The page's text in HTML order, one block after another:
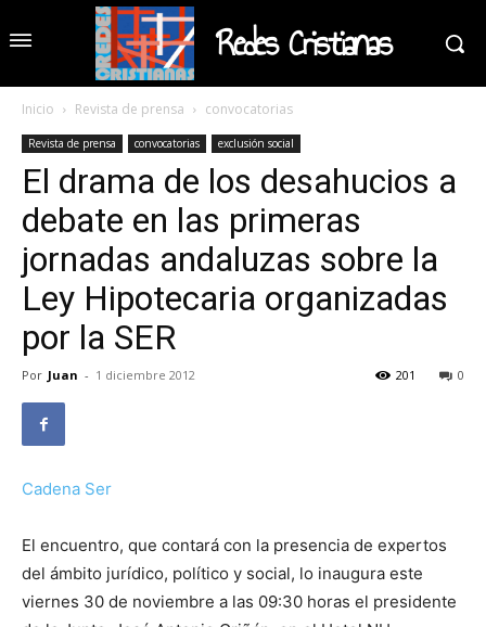
Redes Cristianas
Inicio Revista de prensa convocatorias
Revista de prensa convocatorias exclusión social
El drama de los desahucios a
debate en las primeras
jornadas andaluzas sobre la
Ley Hipotecaria organizadas
por la SER
Por Juan - 1 diciembre 2012 0
201
Cadena Ser
El encuentro, que contará con la presencia de expertos
del ámbito jurídico, político y social, lo inaugura este
viernes 30 de noviembre a las 09:30 horas el presidente